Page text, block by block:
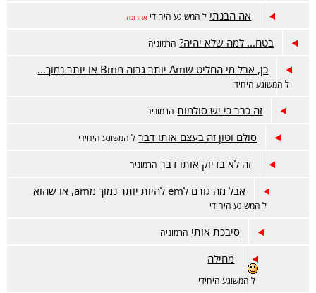
אה הבנתי ל המשוגע היחידי אחרונה
בטח... למה שלא יהיה? הרמוניה
כן, אבל מי החליט שAm יותר גבוה מBm או יותר נמוך...
ל המשוגע היחידי
זה כבר כי יש סולמות הרמוניה
סולם וטון זה בעצם אותו דבר ל המשוגע היחידי
זה לא בדיוק אותו דבר הרמוניה
אבל מה גורם לem להיות יותר נמוך מam, או שהוא
ל המשוגע היחידי
סיבכת אותי הרמוניה
מחילה
ל המשוגע היחידי